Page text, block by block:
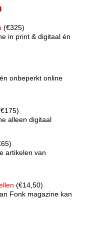
(€325)
in print & digitaal én
onbeperkt online
alleen digitaal
artikelen van
(€14,50)
Fonk magazine kan